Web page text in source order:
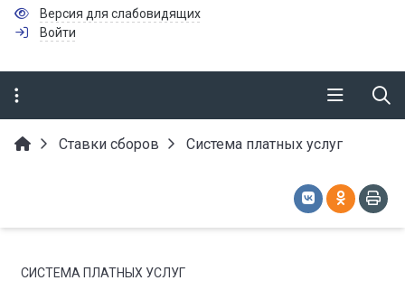
Версия для слабовидящих
Войти
Ставки сборов Система платных услуг
СИСТЕМА ПЛАТНЫХ УСЛУГ